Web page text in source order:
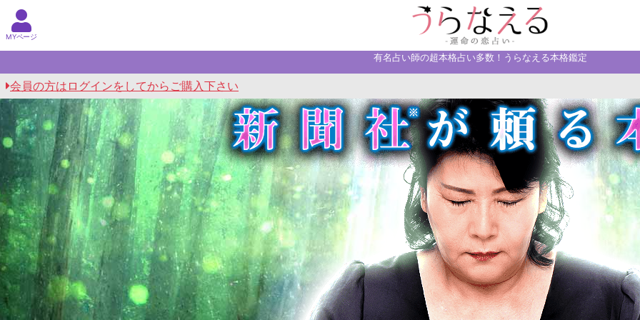
MYページ
有名占い師の超本格占い多数！うらなえる本格鑑定
会員の方はログインをしてからご購入下さい